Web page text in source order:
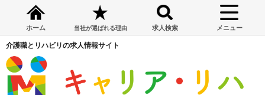
ホーム 当社が選ばれる理由 求人検索 メニュー
介護職とリハビリの求人情報サイト